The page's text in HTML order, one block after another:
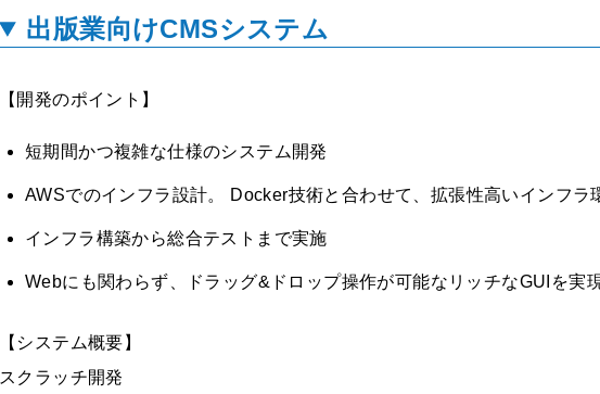
出版業向けCMSシステム
【開発のポイント】
短期間かつ複雑な仕様のシステム開発
AWSでのインフラ設計。 Docker技術と合わせて、拡張性高いインフラ
インフラ構築から総合テストまで実施
Webにも関わらず、ドラッグ&ドロップ操作が可能なリッチなGUIを実
【システム概要】
スクラッチ開発